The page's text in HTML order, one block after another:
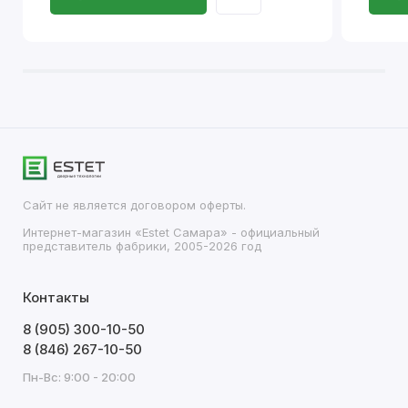
Сайт не является договором оферты.
Интернет-магазин «Estet Самара» - официальный
представитель фабрики, 2005-2026 год
Контакты
8 (905) 300-10-50
8 (846) 267-10-50
Пн-Вс: 9:00 - 20:00